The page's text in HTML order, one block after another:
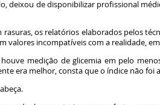
deixou de disponibilizar profissional
os relatórios elaborados pelos
valores incompatíveis com a realidade,
medição de glicemia em pelo
era melhor, consta que o índice não foi